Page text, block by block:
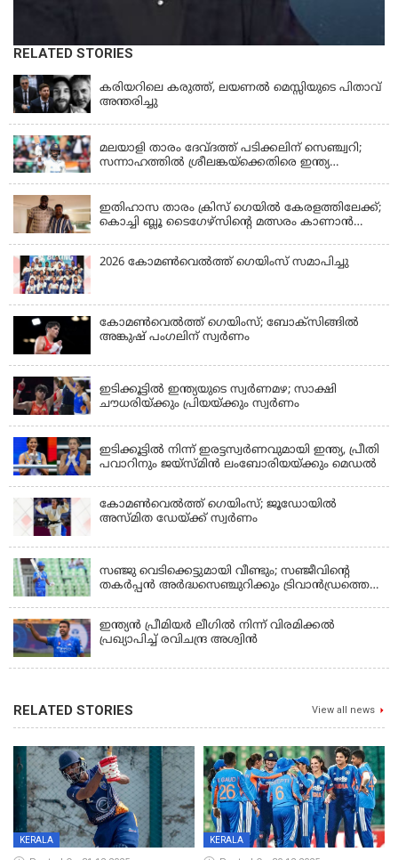
RELATED STORIESLATEST NEWS
കരിയറിലെ കരുത്ത്, ലയണൽ മെസ്സിയുടെ പിതാവ്
അന്തരിച്ചു
മലയാളി താരം ദേവ്ദത്ത് പടിക്കലിന് സെഞ്ച്വറി;
സന്നാഹത്തില്‍ ശ്രീലങ്കയ്‌ക്കെതിരെ ഇന്ത്യ
ഇതിഹാസ താരം ക്രിസ് ഗെയിൽ കേരളത്തിലേക്ക്;
കൊച്ചി ബ്ലൂ ടൈഗേഴ്സിന്റെ മത്സരം കാണാൻ
2026 കോമണ്‍വെല്‍ത്ത് ഗെയിംസ് സമാപിച്ചു
കോമണ്‍വെല്‍ത്ത് ഗെയിംസ്; ബോക്‌സിങ്ങില്‍
അങ്കുഷ് പംഗലിന് സ്വര്‍ണം
ഇടിക്കൂട്ടിൽ ഇന്ത്യയുടെ സ്വർണമഴ; സാക്ഷി
ചൗധരിയ്ക്കും പ്രിയയ്ക്കും സ്വർണം
ഇടിക്കൂട്ടിൽ നിന്ന് ഇരട്ടസ്വർണവുമായി ഇന്ത്യ, പ്രീതി
പവാറിനും ജയ്സ്മിന്‍ ലംബോരിയയ്ക്കും മെഡൽ
കോമണ്‍വെല്‍ത്ത് ഗെയിംസ്; ജൂഡോയിൽ
അസ്മിത ഡേയ്ക്ക് സ്വർണം
സഞ്ജു വെടിക്കെട്ടുമായി വീണ്ടും; സഞ്ജീവിന്‍റെ
തകർപ്പൻ അർദ്ധസെഞ്ചുറിക്കും ട്രിവാൻഡ്രത്തെ
ഇന്ത്യന്‍ പ്രീമിയര്‍ ലീഗില്‍ നിന്ന് വിരമിക്കല്‍
പ്രഖ്യാപിച്ച് രവിചന്ദ്ര അശ്വിന്‍
RELATED STORIES View all news
KERALA KERALA